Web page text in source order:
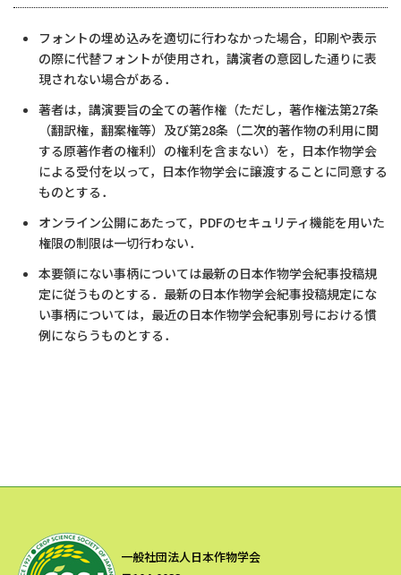
フォントの埋め込みを適切に行わなかった場合，印刷や表示
の際に代替フォントが使用され，講演者の意図した通りに表
現されない場合がある．
著者は，講演要旨の全ての著作権（ただし，著作権法第27条
（翻訳権，翻案権等）及び第28条（二次的著作物の利用に関
する原著作者の権利）の権利を含まない）を，日本作物学会
による受付を以って，日本作物学会に譲渡することに同意する
ものとする．
オンライン公開にあたって，PDFのセキュリティ機能を用いた
権限の制限は一切行わない．
本要領にない事柄については最新の日本作物学会紀事投稿規
定に従うものとする．最新の日本作物学会紀事投稿規定にな
い事柄については，最近の日本作物学会紀事別号における慣
例にならうものとする．
一般社団法人日本作物学会